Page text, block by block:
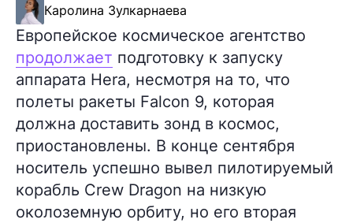
Каролина Зулкарнаева
Европейское космическое агентство
продолжает подготовку к запуску
аппарата Hera, несмотря на то, что
полеты ракеты Falcon 9, которая
должна доставить зонд в космос,
приостановлены. В конце сентября
носитель успешно вывел пилотируемый
корабль Crew Dragon на низкую
околоземную орбиту, но его вторая